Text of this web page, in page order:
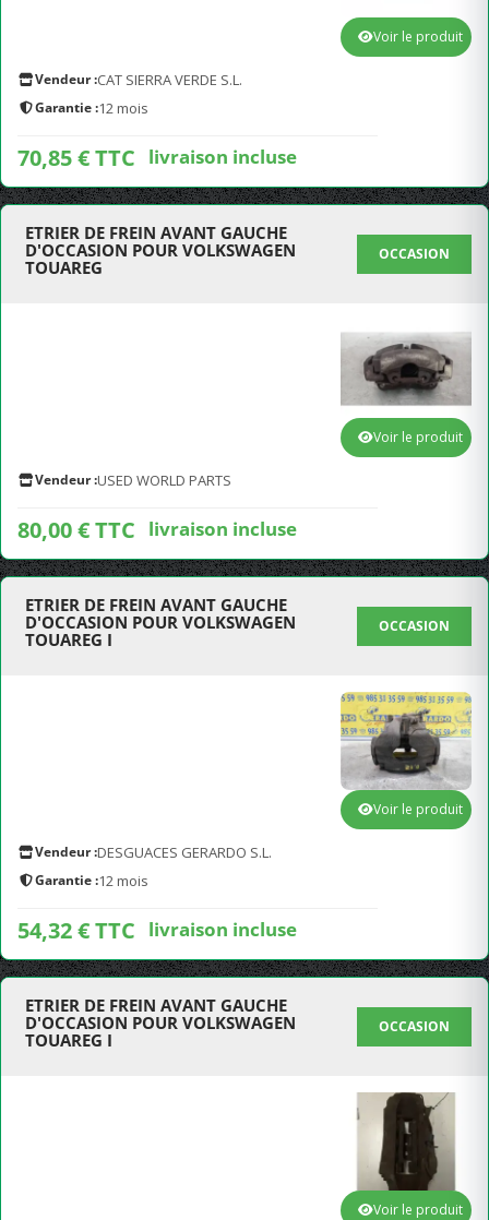
Vendeur :CAT SIERRA VERDE S.L.
Garantie :12 mois
70,85 € TTC livraison incluse
Voir le produit
ETRIER DE FREIN AVANT GAUCHE
D'OCCASION POUR VOLKSWAGEN
TOUAREG
OCCASION
Vendeur :USED WORLD PARTS
80,00 € TTC livraison incluse
Voir le produit
ETRIER DE FREIN AVANT GAUCHE
D'OCCASION POUR VOLKSWAGEN
TOUAREG I
OCCASION
Vendeur :DESGUACES GERARDO S.L.
Garantie :12 mois
54,32 € TTC livraison incluse
Voir le produit
ETRIER DE FREIN AVANT GAUCHE
D'OCCASION POUR VOLKSWAGEN
TOUAREG I
OCCASION
Voir le produit